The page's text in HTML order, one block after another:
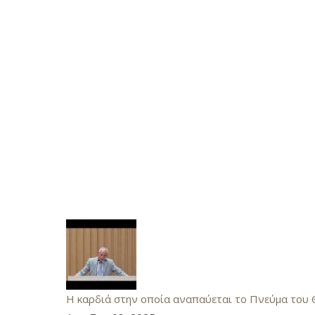
Η καρδιά στην οποία αναπαύεται το Πνεύμα του